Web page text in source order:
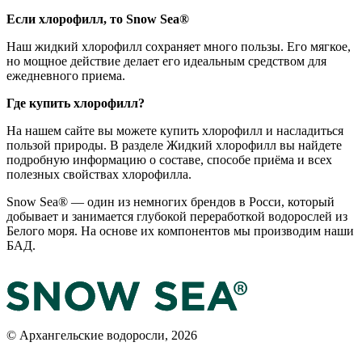
Если хлорофилл, то Snow Sea®
Наш жидкий хлорофилл сохраняет много пользы. Его мягкое,
но мощное действие делает его идеальным средством для
ежедневного приема.
Где купить хлорофилл?
На нашем сайте вы можете купить хлорофилл и насладиться
пользой природы. В разделе Жидкий хлорофилл вы найдете
подробную информацию о составе, способе приёма и всех
полезных свойствах хлорофилла.
Snow Sea® — один из немногих брендов в Росси, который
добывает и занимается глубокой переработкой водорослей из
Белого моря. На основе их компонентов мы производим наши
БАД.
© Архангельские водоросли, 2026